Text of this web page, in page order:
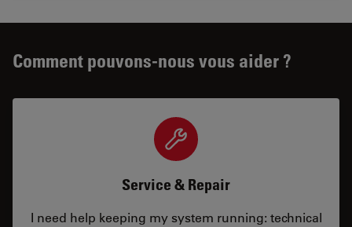
Comment pouvons-nous vous aider ?
Service & Repair
I need help keeping my system running: technical